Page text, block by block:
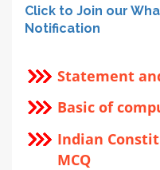
Click to Join our
Notification
Statement
Basic of
Indian
MCQ